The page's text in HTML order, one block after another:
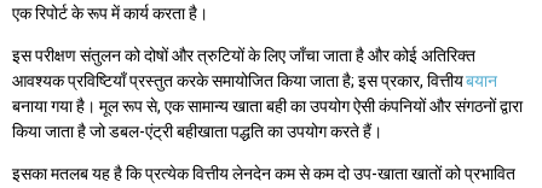
एक रिपोर्ट के रूप में कार्य करता है।
इस परीक्षण संतुलन को दोषों और त्रुटियों के लिए जाँचा जाता है और कोई अतिरिक्त
आवश्यक प्रविष्टियाँ प्रस्तुत करके समायोजित किया जाता है; इस प्रकार, वित्तीयबयान
बनाया गया है। मूल रूप से, एक सामान्य खाता बही का उपयोग ऐसी कंपनियों और संगठनों द्वारा
किया जाता है जो डबल-एंट्री बहीखाता पद्धति का उपयोग करते हैं।
इसका मतलब यह है कि प्रत्येक वित्तीय लेनदेन कम से कम दो उप-खाता खातों को प्रभावित